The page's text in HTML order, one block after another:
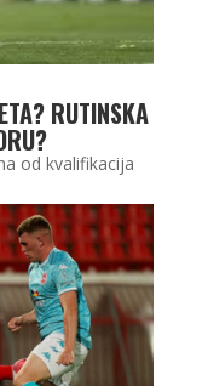
RUTINSKA
od kvalifikacija